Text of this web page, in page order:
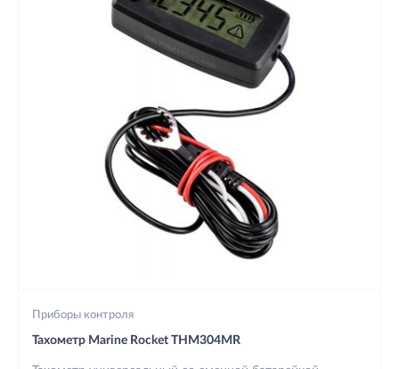
Приборы контроля
Тахометр Marine Rocket THM304MR